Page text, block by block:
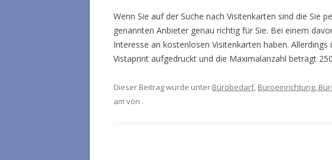
Wenn Sie auf der Suche nach Visitenkarten sind die Sie
genannten Anbieter genau richtig für Sie. Bei einem
Interesse an kostenlosen Visitenkarten haben.
Vistaprint aufgedruckt und die Maximalanzahl beträgt
Dieser Beitrag wurde unter Bürobedarf, Büroeinrichtung,
am von .